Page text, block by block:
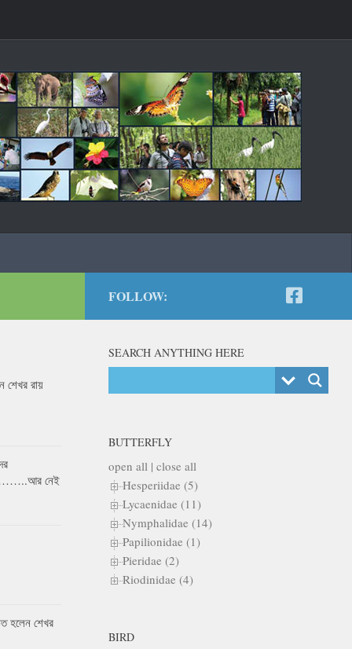
FOLLOW:
SEARCH ANYTHING HERE
BUTTERFLY
open all | close all
Hesperiidae (5)
Lycaenidae (11)
Nymphalidae (14)
Papilionidae (1)
Pieridae (2)
Riodinidae (4)
BIRD
রায়
নেই
হলেন শেখর